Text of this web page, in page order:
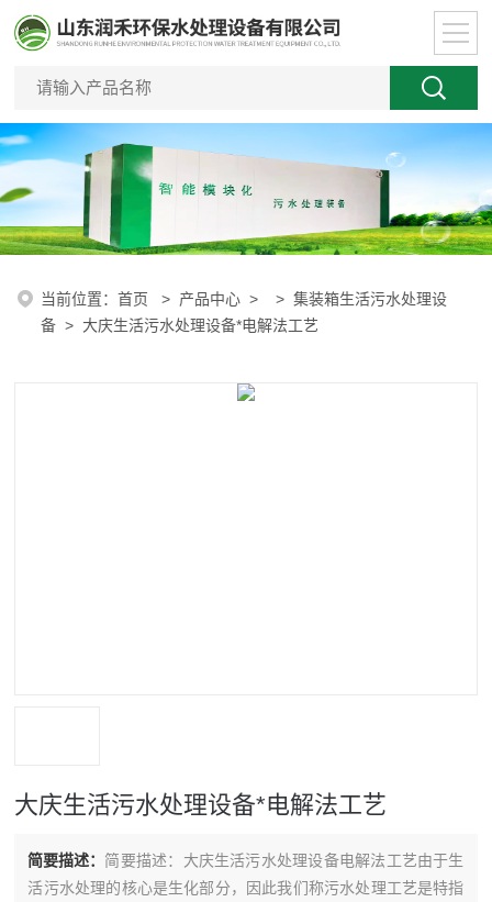
当前位置：首页 > 产品中心 > >集装箱生活污水处理设
备 > 大庆生活污水处理设备*电解法工艺
大庆生活污水处理设备*电解法工艺
简要描述： 简要描述：大庆生活污水处理设备电解法工艺由于生
活污水处理的核心是生化部分，因此我们称污水处理工艺是特指